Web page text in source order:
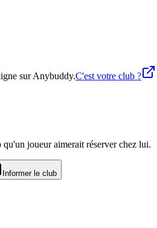
sur Anybuddy.C'est votre club ?
joueur aimerait réserver chez lui.
Informer le club